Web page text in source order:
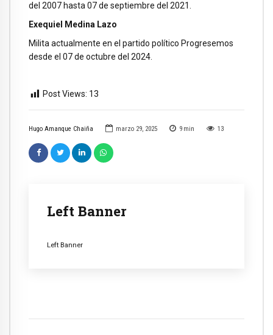
Hugo Amanque Chaiña marzo 29, 2025 9 min 13
Left Banner
Left Banner
del 2007 hasta 07 de septiembre del 2021.
Exequiel Medina Lazo
Milita actualmente en el partido político Progresemos
desde el 07 de octubre del 2024.
Post Views: 13